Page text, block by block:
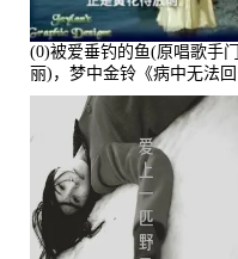
(0)被爱垂钓的鱼(原唱歌手门
丽)，梦中金铃《病中无法回
复大家》在线演唱3586分